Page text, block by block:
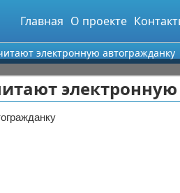
Главная О проекте
электронную автогражданку